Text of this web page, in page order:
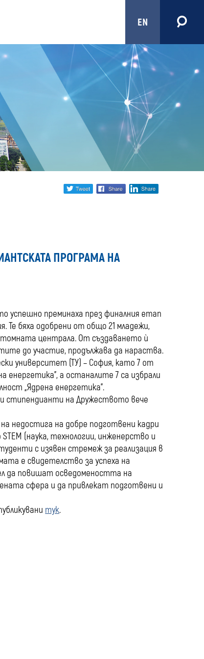
EN
Share
twitter facebook
ПРОГРАМА НА
успешно преминаха през финалния етап
Те бяха одобрени от общо 21 младежи,
централа. От създаването ѝ
до участие, продължава да нараства.
университет (ТУ) – София, като 7 от
енергетика”, а останалите 7 са избрали
„Ядрена енергетика”.
стипендианти на Дружеството вече
недостига на добре подготвени кадри
(наука, технологии, инженерство и
с изявен стремеж за реализация в
е свидетелство за успеха на
да повишат осведомеността на
сфера и да привлекат подготвени и
тук.